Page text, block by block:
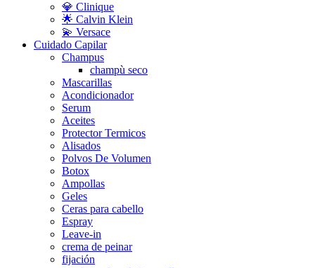
💎 Clinique
🌟 Calvin Klein
💫 Versace
Cuidado Capilar
Champus
champù seco
Mascarillas
Acondicionador
Serum
Aceites
Protector Termicos
Alisados
Polvos De Volumen
Botox
Ampollas
Geles
Ceras para cabello
Espray
Leave-in
crema de peinar
fijación